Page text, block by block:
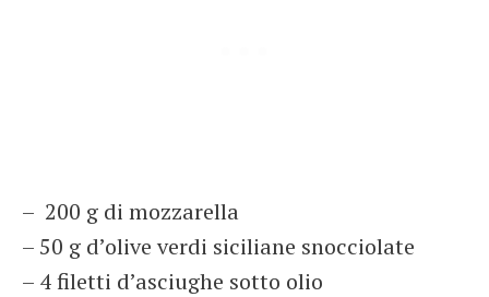
– 200 g di mozzarella
– 50 g d’olive verdi siciliane snocciolate
– 4 filetti d’asciughe sotto olio